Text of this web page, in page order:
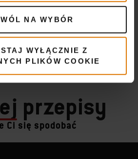
NA WYBÓR
WYŁĄCZNIE Z
PLIKÓW COOKIE
przepisy
Ci się spodobać